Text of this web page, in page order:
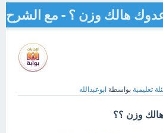
هالك وزن ؟ - مع الشرح
تعليمية بواسطة ابوعبدالله
وزن ؟؟